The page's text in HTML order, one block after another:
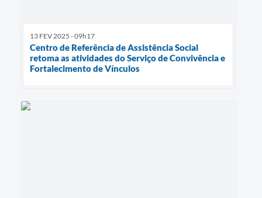
13 FEV 2025 - 09h17
Centro de Referência de Assistência Social
retoma as atividades do Serviço de Convivência e
Fortalecimento de Vínculos